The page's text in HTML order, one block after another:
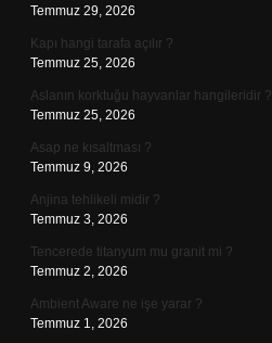
Temmuz 29, 2026
Kapı hangi tarafa açılır ?
Temmuz 25, 2026
Aslanın korktuğu hayvanlar hangileridir ?
Temmuz 25, 2026
Asap ne kısaltması ?
Temmuz 9, 2026
Anjina tehlikeli midir ?
Temmuz 3, 2026
Tencerede titanyum mu granit mi ?
Temmuz 2, 2026
Ambient Aware ne işe yarar ?
Temmuz 1, 2026